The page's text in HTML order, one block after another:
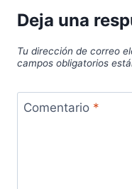
Deja una
Tu dirección de correo
campos obligatorios
Comentario *